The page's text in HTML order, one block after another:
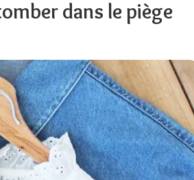
dans le piège